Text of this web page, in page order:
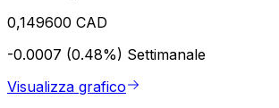
0,149600 CAD
-0.0007 (0.48%) Settimanale
Visualizza grafico